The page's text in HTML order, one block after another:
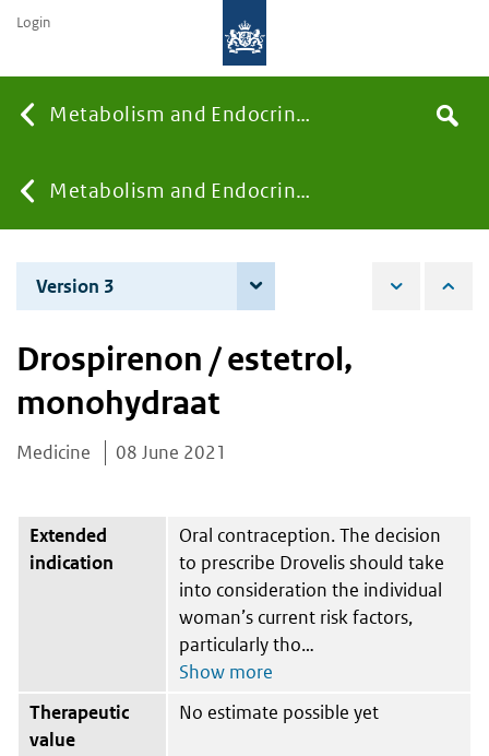
Metabolism and Endocrinology
You
are
here:
Metabolism and Endocrinology
the
Search
Login
Version 3
Drospirenon / estetrol,
monohydraat
Medicine 08 June 2021
Extended
indication
Oral contraception. The decision
to prescribe Drovelis should take
into consideration the individual
woman’s current risk factors,
particularly tho
Therapeutic
value
No estimate possible yet